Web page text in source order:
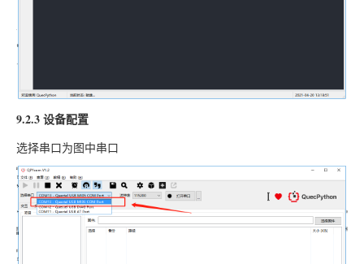
9.2.3 设备配置
选择串口为图中串口